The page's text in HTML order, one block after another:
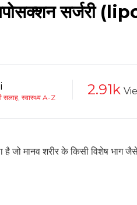
सर्जरी
सलाह स्वास्थ्य A-Z 2.91k
जो मानव शरीर के किसी विशेष भाग